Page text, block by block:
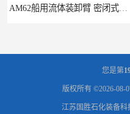
您是第
版权所有 ©2026-08-
江苏国胜石化装备科